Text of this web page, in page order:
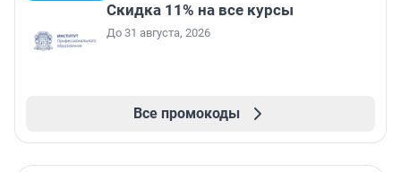
Скидка 11% на все курсы
До 31 августа, 2026
Все промокоды